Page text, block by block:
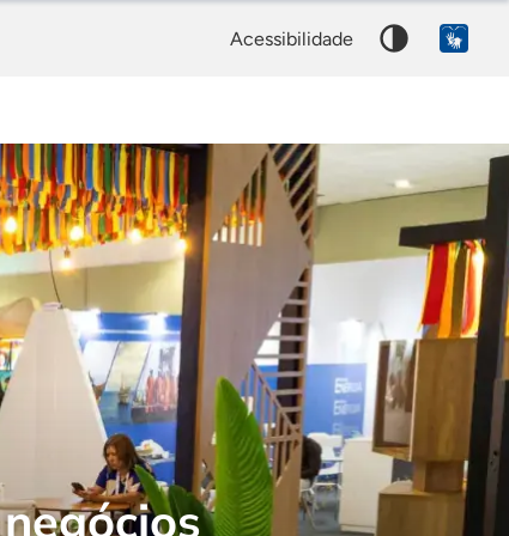
acessibilidade
Palavra
chave